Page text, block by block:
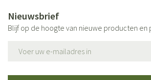
Nieuwsbrief
Blijf op de hoogte van nieuwe producten en